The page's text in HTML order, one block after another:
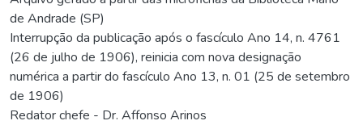
de Andrade (SP)
Interrupção da publicação após o fascículo Ano 14, n. 4761
(26 de julho de 1906), reinicia com nova designação
numérica a partir do fascículo Ano 13, n. 01 (25 de setembro
de 1906)
Redator chefe - Dr. Affonso Arinos